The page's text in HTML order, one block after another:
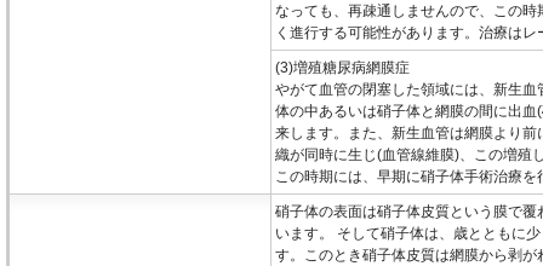
なっても、再疎通しませんので、この
く進行する可能性があります。治療は
(3)増殖糖尿病網膜症
やがて血管の閉塞した領域には、新生
体の中あるいは硝子体と網膜の間に出
来します。また、新生血管は網膜より
織が同時に生じ(血管線維膜)、この増殖
この時期には、早期に硝子体手術治療
硝子体の表面は硝子体皮質という膜で
います。 そして硝子体は、歳とともに
す。このとき硝子体皮質は網膜から剥